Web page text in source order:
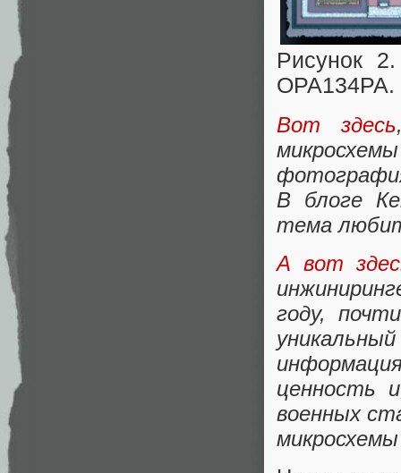
Рисунок
Вот здесь
В блоге
тема
А вот
году,
ценность
военных